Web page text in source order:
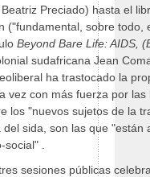
Preciado) hasta el
("fundamental, sobre
Beyond Bare Life: AIDS,
sudafricana Jean
ha trastocado la
vez con más fuerza por
los "nuevos sujetos de la
sida, son las que "están
.
sesiones públicas